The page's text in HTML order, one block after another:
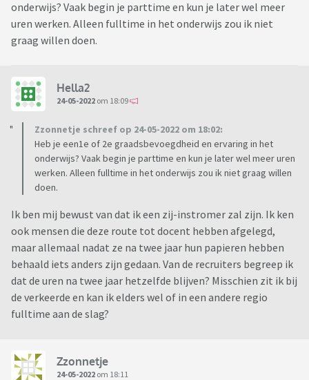
onderwijs? Vaak begin je parttime en kun je later wel meer
uren werken. Alleen fulltime in het onderwijs zou ik niet
graag willen doen.
Hella2
24-05-2022 om 18:09
Zzonnetje schreef op 24-05-2022 om 18:02:
Heb je een1e of 2e graadsbevoegdheid en ervaring in het
onderwijs? Vaak begin je parttime en kun je later wel meer uren
werken. Alleen fulltime in het onderwijs zou ik niet graag willen
doen.
Ik ben mij bewust van dat ik een zij-instromer zal zijn. Ik ken
ook mensen die deze route tot docent hebben afgelegd,
maar allemaal nadat ze na twee jaar hun papieren hebben
behaald iets anders zijn gedaan. Van de recruiters begreep ik
dat de uren na twee jaar hetzelfde blijven? Misschien zit ik bij
de verkeerde en kan ik elders wel of in een andere regio
fulltime aan de slag?
Zzonnetje
24-05-2022 om 18:11